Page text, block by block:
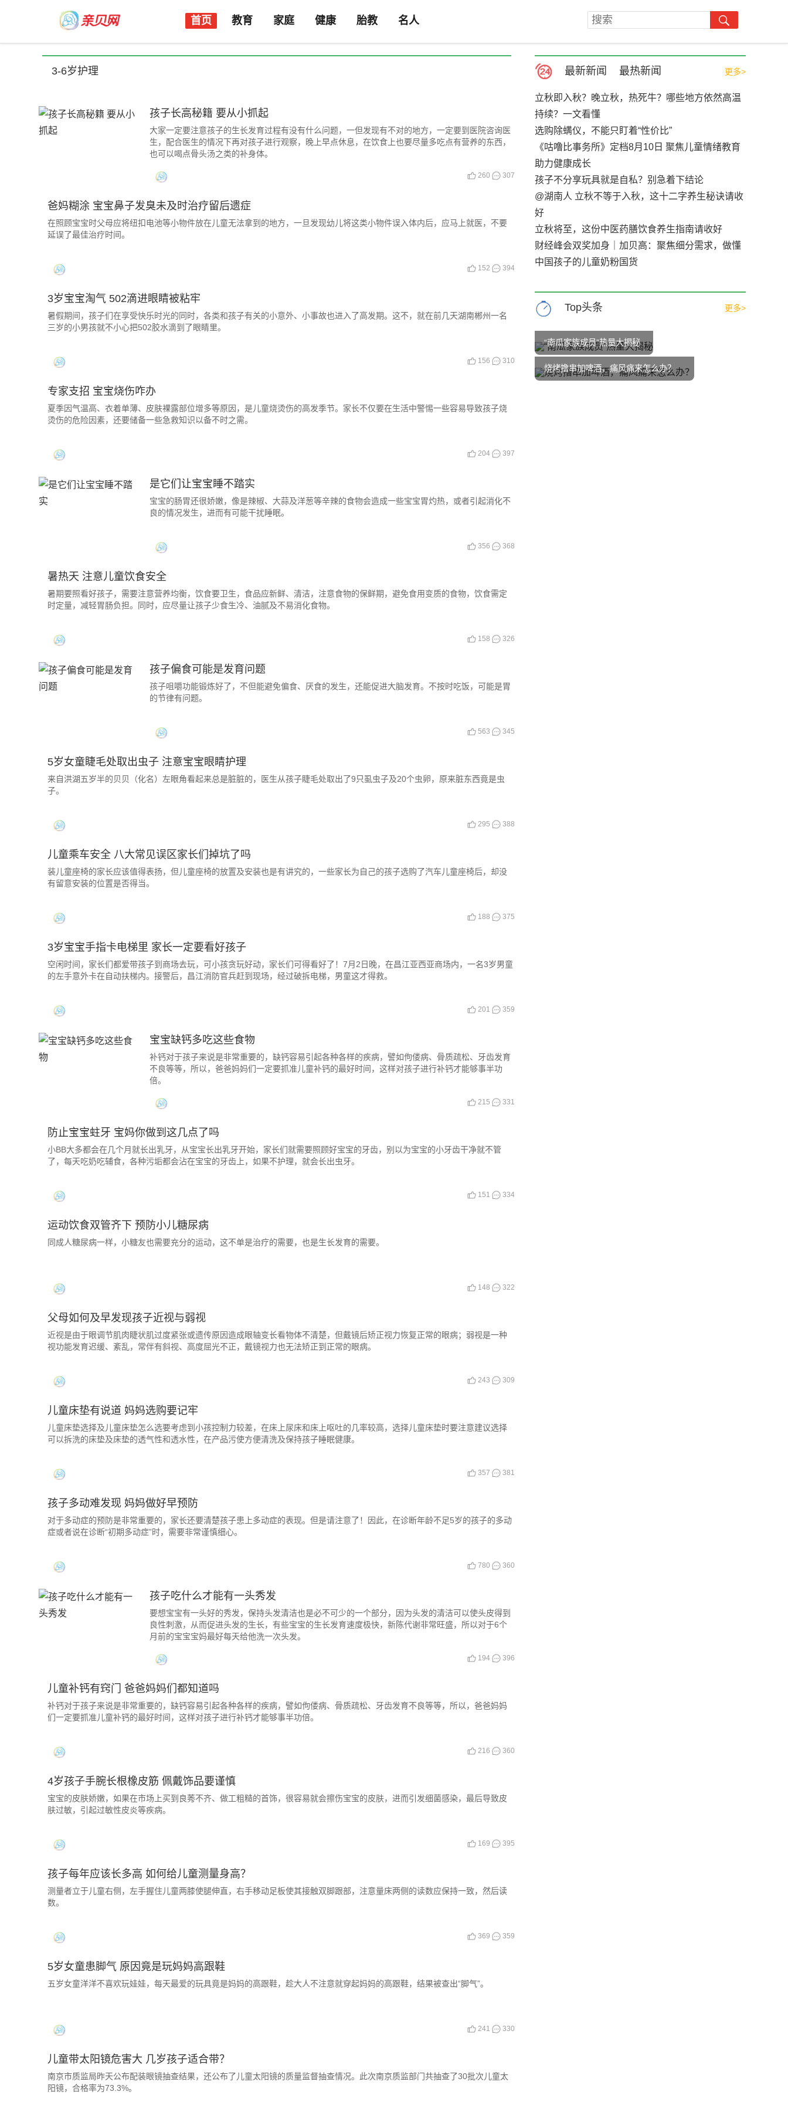
首页 教育 家庭 健康 胎教 名人
3-6岁护理
孩子长高秘籍 要从小抓起
大家一定要注意孩子的生长发育过程有没有什么问题，一但发现有不对的地方，一定要到医院咨询医
生，配合医生的情况下再对孩子进行观察，晚上早点休息，在饮食上也要尽量多吃点有营养的东西，
也可以喝点骨头汤之类的补身体。
260 307
爸妈糊涂 宝宝鼻子发臭未及时治疗留后遗症
在照顾宝宝时父母应将纽扣电池等小物件放在儿童无法拿到的地方，一旦发现幼儿将这类小物件误入体内后，应马上就医，不要
延误了最佳治疗时间。
152 394
3岁宝宝淘气 502滴进眼睛被粘牢
暑假期间，孩子们在享受快乐时光的同时，各类和孩子有关的小意外、小事故也进入了高发期。这不，就在前几天湖南郴州一名
三岁的小男孩就不小心把502胶水滴到了眼睛里。
156 310
专家支招 宝宝烧伤咋办
夏季因气温高、衣着单薄、皮肤裸露部位增多等原因，是儿童烧烫伤的高发季节。家长不仅要在生活中警惕一些容易导致孩子烧
烫伤的危险因素，还要储备一些急救知识以备不时之需。
204 397
是它们让宝宝睡不踏实
宝宝的肠胃还很娇嫩，像是辣椒、大蒜及洋葱等辛辣的食物会造成一些宝宝胃灼热，或者引起消化不
良的情况发生，进而有可能干扰睡眠。
356 368
暑热天 注意儿童饮食安全
暑期要照看好孩子，需要注意营养均衡，饮食要卫生，食品应新鲜、清洁，注意食物的保鲜期，避免食用变质的食物，饮食需定
时定量，减轻胃肠负担。同时，应尽量让孩子少食生冷、油腻及不易消化食物。
158 326
孩子偏食可能是发育问题
孩子咀嚼功能锻炼好了，不但能避免偏食、厌食的发生，还能促进大脑发育。不按时吃饭，可能是胃
的节律有问题。
563 345
5岁女童睫毛处取出虫子 注意宝宝眼睛护理
来自洪湖五岁半的贝贝（化名）左眼角看起来总是脏脏的，医生从孩子睫毛处取出了9只虱虫子及20个虫卵，原来脏东西竟是虫
子。
295 388
儿童乘车安全 八大常见误区家长们掉坑了吗
装儿童座椅的家长应该值得表扬，但儿童座椅的放置及安装也是有讲究的，一些家长为自己的孩子选购了汽车儿童座椅后，却没
有留意安装的位置是否得当。
188 375
3岁宝宝手指卡电梯里 家长一定要看好孩子
空闲时间，家长们都爱带孩子到商场去玩，可小孩贪玩好动，家长们可得看好了！7月2日晚，在昌江亚西亚商场内，一名3岁男童
的左手意外卡在自动扶梯内。接警后，昌江消防官兵赶到现场，经过破拆电梯，男童这才得救。
201 359
宝宝缺钙多吃这些食物
补钙对于孩子来说是非常重要的，缺钙容易引起各种各样的疾病，譬如佝偻病、骨质疏松、牙齿发育
不良等等，所以，爸爸妈妈们一定要抓准儿童补钙的最好时间，这样对孩子进行补钙才能够事半功
倍。
215 331
防止宝宝蛀牙 宝妈你做到这几点了吗
小BB大多都会在几个月就长出乳牙，从宝宝长出乳牙开始，家长们就需要照顾好宝宝的牙齿，别以为宝宝的小牙齿干净就不管
了，每天吃奶吃辅食，各种污垢都会沾在宝宝的牙齿上，如果不护理，就会长出虫牙。
151 334
运动饮食双管齐下 预防小儿糖尿病
同成人糖尿病一样，小糖友也需要充分的运动，这不单是治疗的需要，也是生长发育的需要。
148 322
父母如何及早发现孩子近视与弱视
近视是由于眼调节肌肉睫状肌过度紧张或遗传原因造成眼轴变长看物体不清楚，但戴镜后矫正视力恢复正常的眼病；弱视是一种
视功能发育迟缓、紊乱，常伴有斜视、高度屈光不正，戴镜视力也无法矫正到正常的眼病。
243 309
儿童床垫有说道 妈妈选购要记牢
儿童床垫选择及儿童床垫怎么选要考虑到小孩控制力较差，在床上尿床和床上呕吐的几率较高，选择儿童床垫时要注意建议选择
可以拆洗的床垫及床垫的透气性和透水性，在产品污使方便清洗及保持孩子睡眠健康。
357 381
孩子多动难发现 妈妈做好早预防
对于多动症的预防是非常重要的，家长还要清楚孩子患上多动症的表现。但是请注意了！因此，在诊断年龄不足5岁的孩子的多动
症或者说在诊断“初期多动症”时，需要非常谨慎细心。
780 360
孩子吃什么才能有一头秀发
要想宝宝有一头好的秀发，保持头发清洁也是必不可少的一个部分，因为头发的清洁可以使头皮得到
良性刺激，从而促进头发的生长，有些宝宝的生长发育速度极快，新陈代谢非常旺盛，所以对于6个
月前的宝宝宝妈最好每天给他洗一次头发。
194 396
儿童补钙有窍门 爸爸妈妈们都知道吗
补钙对于孩子来说是非常重要的，缺钙容易引起各种各样的疾病，譬如佝偻病、骨质疏松、牙齿发育不良等等，所以，爸爸妈妈
们一定要抓准儿童补钙的最好时间，这样对孩子进行补钙才能够事半功倍。
216 360
4岁孩子手腕长根橡皮筋 佩戴饰品要谨慎
宝宝的皮肤娇嫩，如果在市场上买到良莠不齐、做工粗糙的首饰，很容易就会擦伤宝宝的皮肤，进而引发细菌感染，最后导致皮
肤过敏，引起过敏性皮炎等疾病。
169 395
孩子每年应该长多高 如何给儿童测量身高？
测量者立于儿童右侧，左手握住儿童两膝使腿伸直，右手移动足板使其接触双脚跟部，注意量床两侧的读数应保持一致，然后读
数。
369 359
5岁女童患脚气 原因竟是玩妈妈高跟鞋
五岁女童洋洋不喜欢玩娃娃，每天最爱的玩具竟是妈妈的高跟鞋，趁大人不注意就穿起妈妈的高跟鞋，结果被查出“脚气”。
241 330
儿童带太阳镜危害大 几岁孩子适合带？
南京市质监局昨天公布配装眼镜抽查结果，还公布了儿童太阳镜的质量监督抽查情况。此次南京质监部门共抽查了30批次儿童太
阳镜，合格率为73.3%。
最新新闻 最热新闻 更多>
立秋即入秋？晚立秋，热死牛？哪些地方依然高温
持续？一文看懂
选购除螨仪，不能只盯着“性价比”
《咕噜比事务所》定档8月10日 聚焦儿童情绪教育
助力健康成长
孩子不分享玩具就是自私？别急着下结论
@湖南人 立秋不等于入秋，这十二字养生秘诀请收
好
立秋将至，这份中医药膳饮食养生指南请收好
财经峰会双奖加身｜加贝高：聚焦细分需求，做懂
中国孩子的儿童奶粉国货
Top头条 更多>
“南瓜家族成员”热量大揭秘
烧烤撸串加啤酒，痛风痛来怎么办？